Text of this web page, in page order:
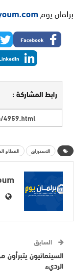
برلمان يوم
Facebook
رابط المشاركة :
الاسترزاق القطاع
السابق
السينمائيون يتبرأون
الرديء